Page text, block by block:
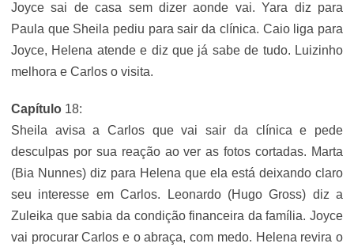
Joyce sai de casa sem dizer aonde vai. Yara diz para
Paula que Sheila pediu para sair da clínica. Caio liga para
Joyce, Helena atende e diz que já sabe de tudo. Luizinho
melhora e Carlos o visita.
Capítulo 18:
Sheila avisa a Carlos que vai sair da clínica e pede
desculpas por sua reação ao ver as fotos cortadas. Marta
(Bia Nunnes) diz para Helena que ela está deixando claro
seu interesse em Carlos. Leonardo (Hugo Gross) diz a
Zuleika que sabia da condição financeira da família. Joyce
vai procurar Carlos e o abraça, com medo. Helena revira o